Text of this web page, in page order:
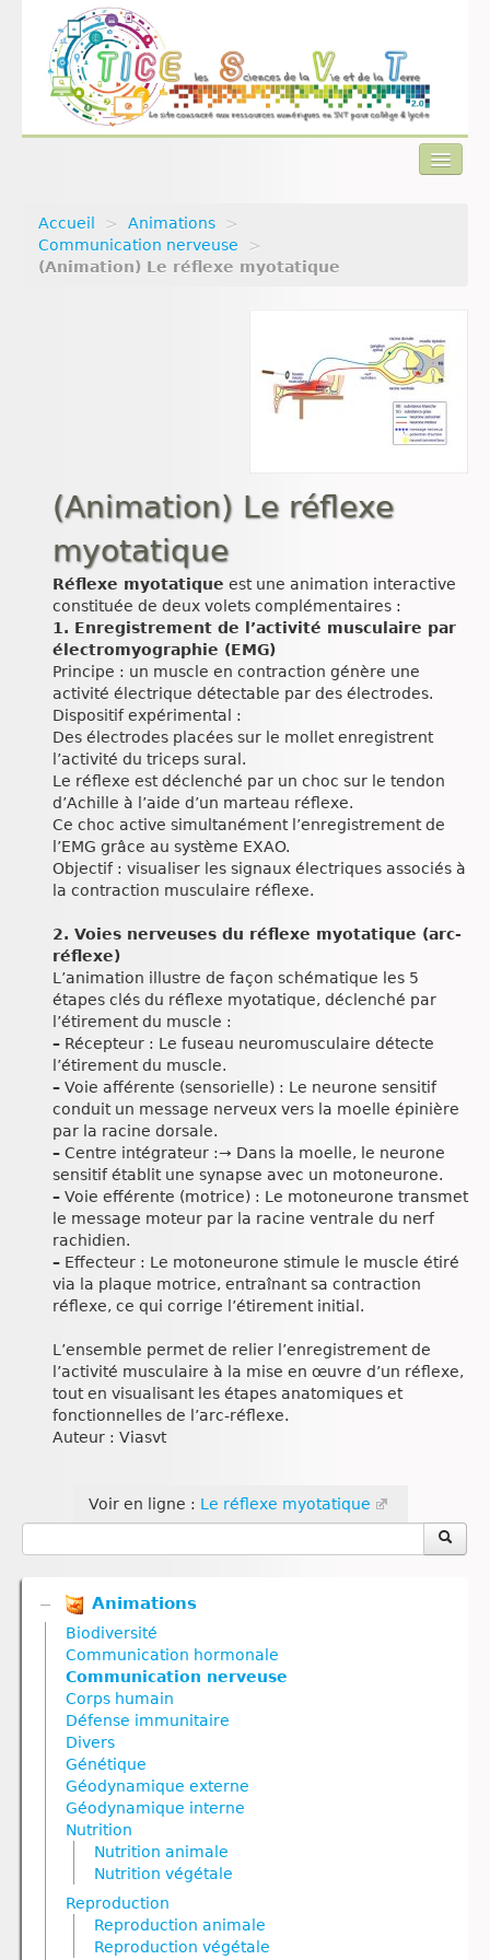
Actualités
Accueil > Animations
>
Communication nerveuse
>
(Animation) Le réflexe myotatique
(Animation) Le réflexe
myotatique
Réflexe myotatique est une animation interactive
constituée de deux volets complémentaires :
1. Enregistrement de l’activité musculaire par
électromyographie (EMG)
Principe : un muscle en contraction génère une
activité électrique détectable par des électrodes.
Dispositif expérimental :
Des électrodes placées sur le mollet enregistrent
l’activité du triceps sural.
Le réflexe est déclenché par un choc sur le tendon
d’Achille à l’aide d’un marteau réflexe.
Ce choc active simultanément l’enregistrement de
l’EMG grâce au système EXAO.
Objectif : visualiser les signaux électriques associés à
la contraction musculaire réflexe.
2. Voies nerveuses du réflexe myotatique (arc-
réflexe)
L’animation illustre de façon schématique les 5
étapes clés du réflexe myotatique, déclenché par
l’étirement du muscle :
– Récepteur : Le fuseau neuromusculaire détecte
l’étirement du muscle.
– Voie afférente (sensorielle) : Le neurone sensitif
conduit un message nerveux vers la moelle épinière
par la racine dorsale.
– Centre intégrateur :→ Dans la moelle, le neurone
sensitif établit une synapse avec un motoneurone.
– Voie efférente (motrice) : Le motoneurone transmet
le message moteur par la racine ventrale du nerf
rachidien.
– Effecteur : Le motoneurone stimule le muscle étiré
via la plaque motrice, entraînant sa contraction
réflexe, ce qui corrige l’étirement initial.
L’ensemble permet de relier l’enregistrement de
l’activité musculaire à la mise en œuvre d’un réflexe,
tout en visualisant les étapes anatomiques et
fonctionnelles de l’arc-réflexe.
Auteur : Viasvt
Voir en ligne : Le réflexe myotatique
Animations
Biodiversité
Communication hormonale
Communication nerveuse
Corps humain
Défense immunitaire
Divers
Génétique
Géodynamique externe
Géodynamique interne
Nutrition
Nutrition animale
Nutrition végétale
Reproduction
Reproduction animale
Reproduction végétale